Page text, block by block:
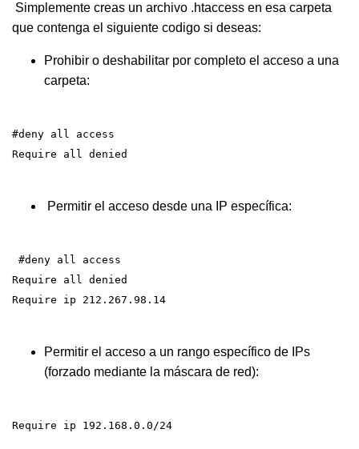
Simplemente creas un archivo .htaccess en esa carpeta
que contenga el siguiente codigo si deseas:
Prohibir o deshabilitar por completo el acceso a una
carpeta:
#deny all access
Require all denied
Permitir el acceso desde una IP específica:
#deny all access
Require all denied
Require ip 212.267.98.14
Permitir el acceso a un rango específico de IPs
(forzado mediante la máscara de red):
Require ip 192.168.0.0/24